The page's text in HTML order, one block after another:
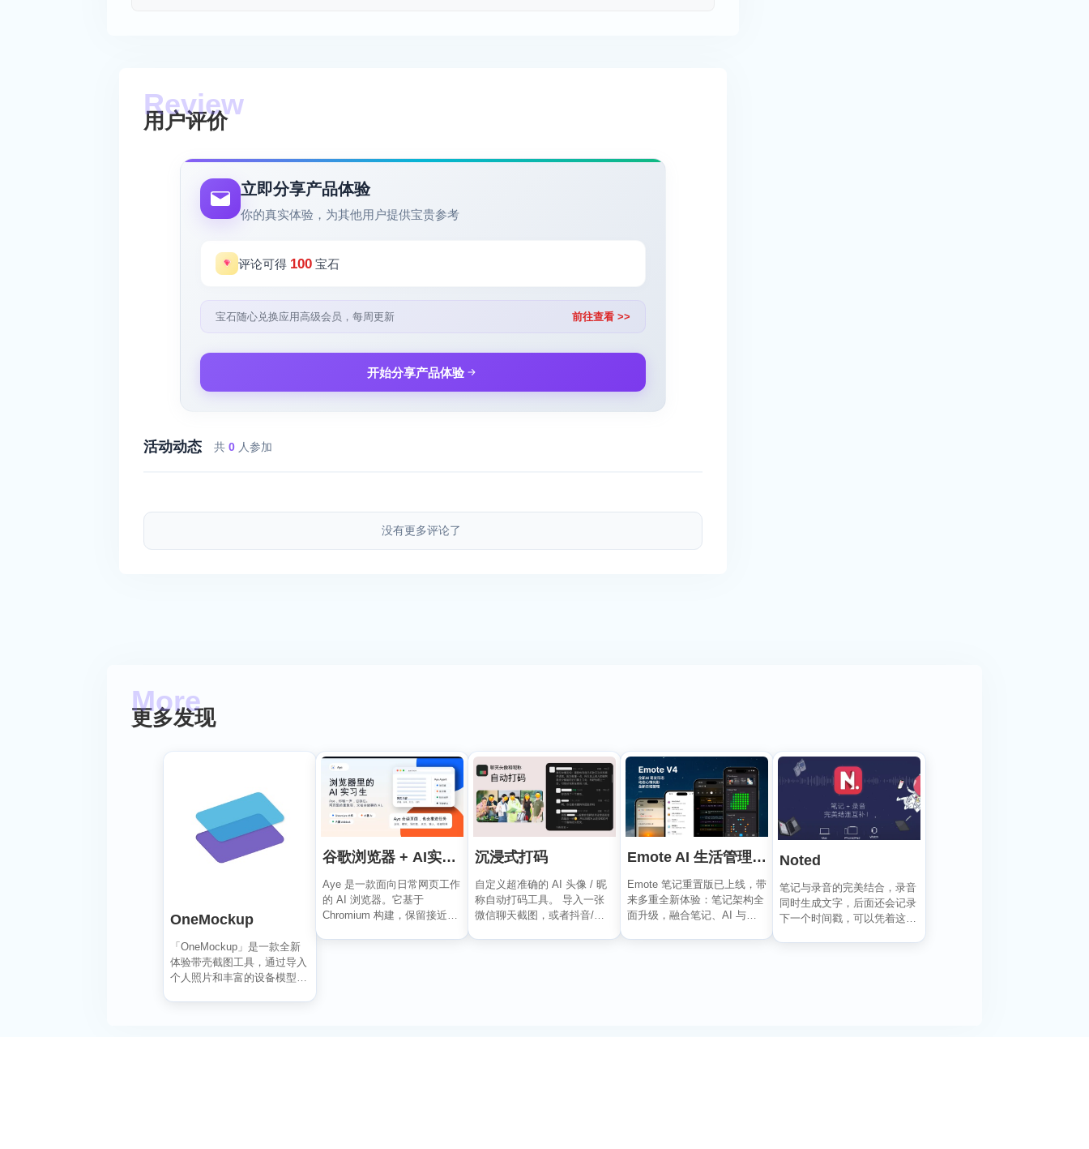
用户评价
立即分享产品体验
你的真实体验，为其他用户提供宝贵参考
评论可得 100 宝石
宝石随心兑换应用高级会员，每周更新 前往查看 >>
开始分享产品体验
活动动态 共 0 人参加
没有更多评论了
更多发现
OneMockup
「OneMockup」是一款全新
体验带壳截图工具，通过导入
个人照片和丰富的设备模型，
谷歌浏览器 + AI实习生：Aye
Aye 是一款面向日常网页工作
的 AI 浏览器。它基于
Chromium 构建，保留接近谷
沉浸式打码
自定义超准确的 AI 头像 / 昵
称自动打码工具。 导入一张
微信聊天截图，或者抖音/小
Emote AI 生活管理笔记
Emote 笔记重置版已上线，带
来多重全新体验：笔记架构全
面升级，融合笔记、AI 与日
Noted
笔记与录音的完美结合，录音
同时生成文字，后面还会记录
下一个时间戳，可以凭着这个